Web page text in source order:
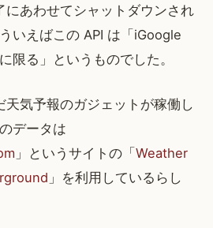
にあわせてシャットダウンされ
いえばこの API は「iGoogle
限る」というものでした。
気予報のガジェットが稼働し
データは
」というサイトの「 Weather
」を利用しているらし